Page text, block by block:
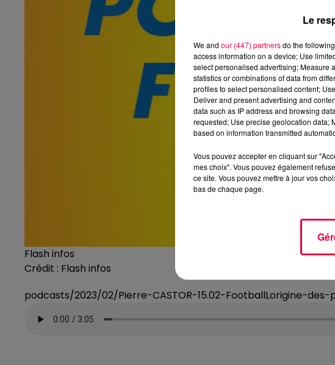
Flash infos
Crédit : Flash infos
podcasts/2023/02/Pierre-CASTOR-15.02-FootballLorigine-
Le
We and our (447) partnersdo the
access information on a device; Use
select personalised advertising; Measure
statistics or combinations of data from
profiles to select personalised content;
Deliver and present advertising and
data such as IP address and browsing
requested; Use precise geolocation data;
based on information transmitted
Vous pouvez accepter en cliquant sur
mes choix". Vous pouvez également
ce site. Vous pouvez mettre à jour vos
bas de chaque page.